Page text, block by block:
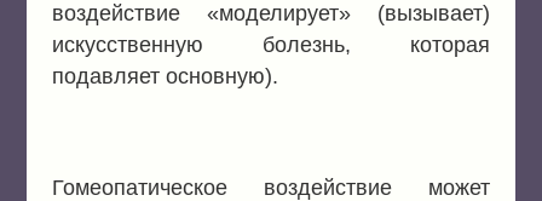
воздействие «моделирует» (вызывает)
искусственную болезнь, которая
подавляет основную).
Гомеопатическое воздействие может